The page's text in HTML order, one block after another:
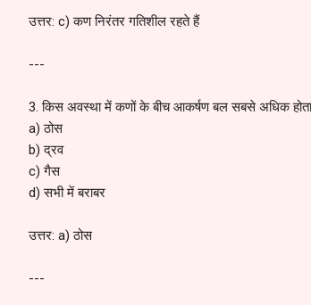
उत्तर: c) कण निरंतर गतिशील रहते हैं
---
3. किस अवस्था में कणों के बीच आकर्षण बल सबसे अधिक
a) ठोस
b) द्रव
c) गैस
d) सभी में बराबर
उत्तर: a) ठोस
---